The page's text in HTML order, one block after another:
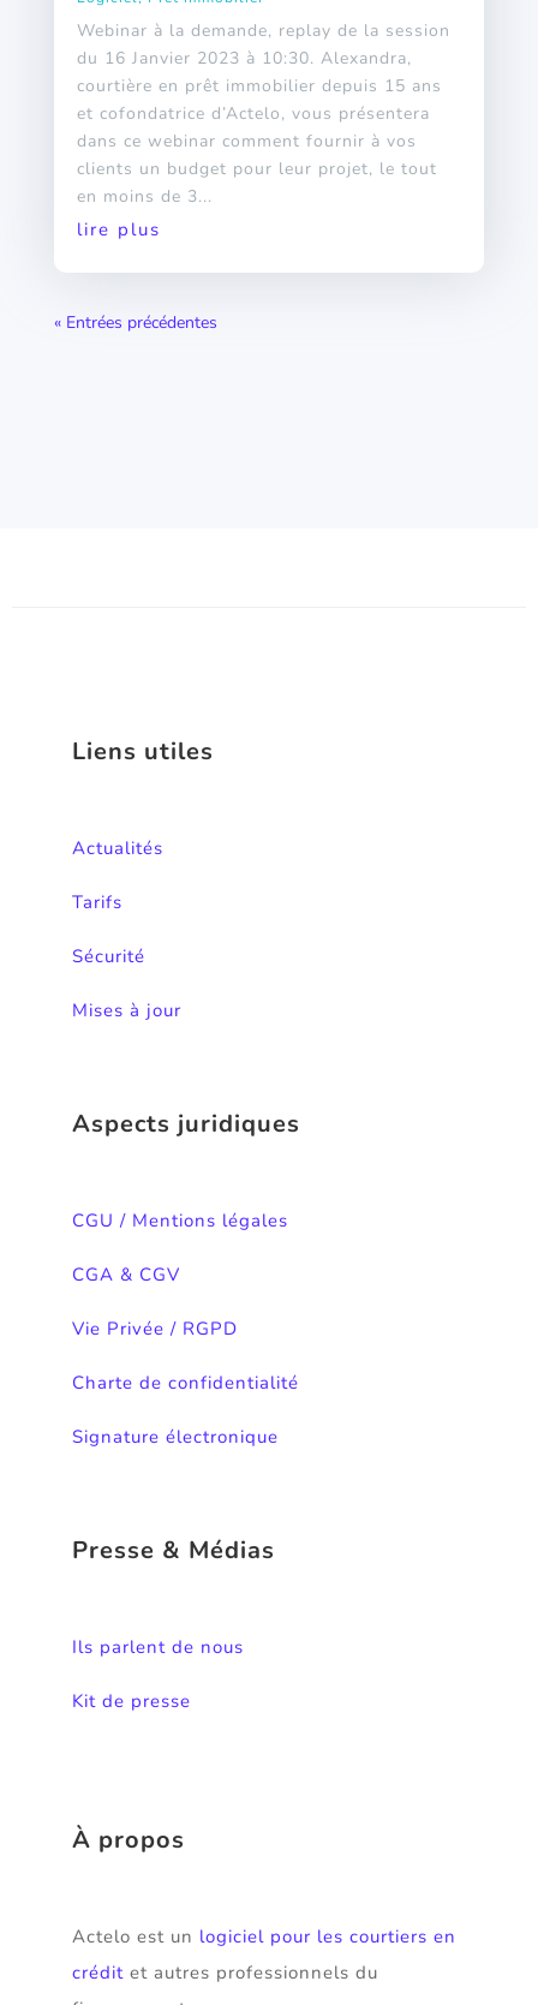
Webinar à la demande, replay de la session
du 16 Janvier 2023 à 10:30. Alexandra,
courtière en prêt immobilier depuis 15 ans
et cofondatrice d’Actelo, vous présentera
dans ce webinar comment fournir à vos
clients un budget pour leur projet, le tout
en moins de 3...
lire plus
« Entrées précédentes
Liens utiles
Actualités
Tarifs
Sécurité
Mises à jour
Aspects juridiques
CGU / Mentions légales
CGA & CGV
Vie Privée / RGPD
Charte de confidentialité
Signature électronique
Presse & Médias
Ils parlent de nous
Kit de presse
À propos
Actelo est un logiciel pour les courtiers en
crédit et autres professionnels du